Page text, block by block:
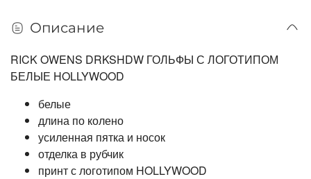
Описание
RICK OWENS DRKSHDW ГОЛЬФЫ С ЛОГОТИПОМ
БЕЛЫЕ HOLLYWOOD
белые
длина по колено
усиленная пятка и носок
отделка в рубчик
принт с логотипом HOLLYWOOD